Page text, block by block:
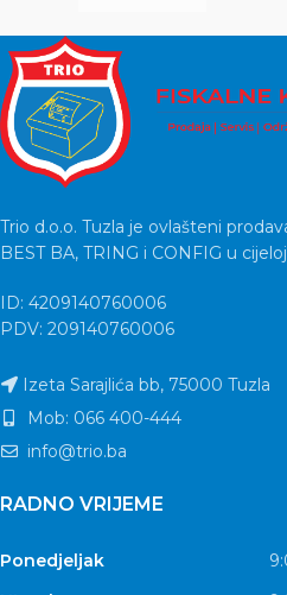
Trio d.o.o. Tuzla je ovlašteni
BEST BA, TRING i CONFIG u
ID: 4209140760006
PDV: 209140760006
Izeta Sarajlića bb, 75000 Tuzla
Mob: 066 400-444
info@trio.ba
RADNO VRIJEME
Ponedjeljak